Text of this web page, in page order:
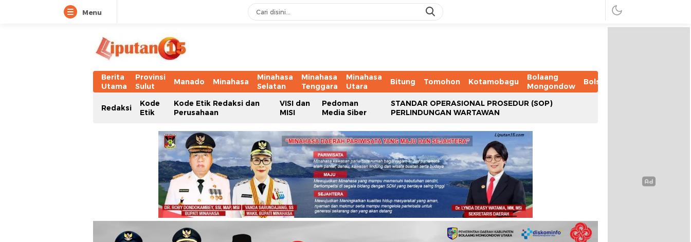
Menu
Berita
Utama
Provinsi
Sulut
Manado Minahasa
Minahasa
Selatan
Minahasa
Tenggara
Minahasa
Utara
Bitung Tomohon Kotamobagu
Bolaang
Mongondow
Bolsel
Redaksi
Kode
Etik
Kode Etik Redaksi dan
Perusahaan
VISI dan
MISI
Pedoman
Media Siber
STANDAR OPERASIONAL PROSEDUR (SOP)
PERLINDUNGAN WARTAWAN